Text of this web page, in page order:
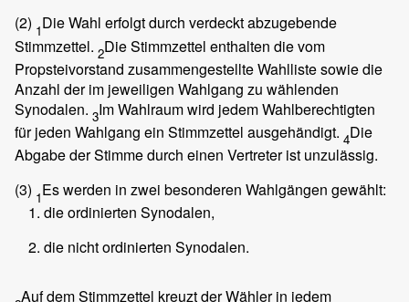
(2) 1Die Wahl erfolgt durch verdeckt abzugebende
Stimmzettel. 2Die Stimmzettel enthalten die vom
Propsteivorstand zusammengestellte Wahlliste sowie die
Anzahl der im jeweiligen Wahlgang zu wählenden
Synodalen. 3Im Wahlraum wird jedem Wahlberechtigten
für jeden Wahlgang ein Stimmzettel ausgehändigt. 4Die
Abgabe der Stimme durch einen Vertreter ist unzulässig.
(3) 1Es werden in zwei besonderen Wahlgängen gewählt:
die ordinierten Synodalen,
die nicht ordinierten Synodalen.
Auf dem Stimmzettel kreuzt der Wähler in jedem